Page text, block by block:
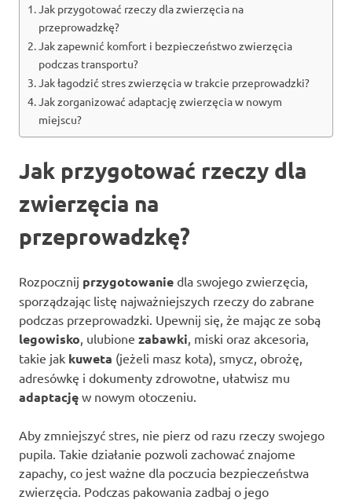
Jak przygotować rzeczy dla zwierzęcia na
przeprowadzkę?
Jak zapewnić komfort i bezpieczeństwo zwierzęcia
podczas transportu?
Jak łagodzić stres zwierzęcia w trakcie przeprowadzki?
Jak zorganizować adaptację zwierzęcia w nowym
miejscu?
Jak przygotować rzeczy dla
zwierzęcia na
przeprowadzkę?
Rozpocznij przygotowanie dla swojego zwierzęcia,
sporządzając listę najważniejszych rzeczy do zabrane
podczas przeprowadzki. Upewnij się, że mając ze sobą
legowisko , ulubione zabawki , miski oraz akcesoria,
takie jak kuweta (jeżeli masz kota), smycz, obrożę,
adresówkę i dokumenty zdrowotne, ułatwisz mu
adaptację w nowym otoczeniu.
Aby zmniejszyć stres, nie pierz od razu rzeczy swojego
pupila. Takie działanie pozwoli zachować znajome
zapachy, co jest ważne dla poczucia bezpieczeństwa
zwierzęcia. Podczas pakowania zadbaj o jego